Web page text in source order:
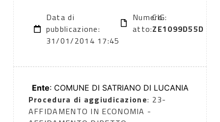
Data di
pubblicazione:
31/01/2014 17:45
Numero
atto:
CIG:
ZE1099D55D
Ente: COMUNE DI SATRIANO DI LUCANIA
Procedura di aggiudicazione: 23-
AFFIDAMENTO IN ECONOMIA -